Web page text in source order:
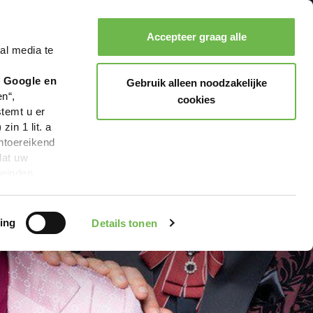
media te
en
u er
zin 1 lit. a
uw
Details tonen
Accepteer graag alle
Gebruik alleen noodzakelijke
cookies
Boeken Menu